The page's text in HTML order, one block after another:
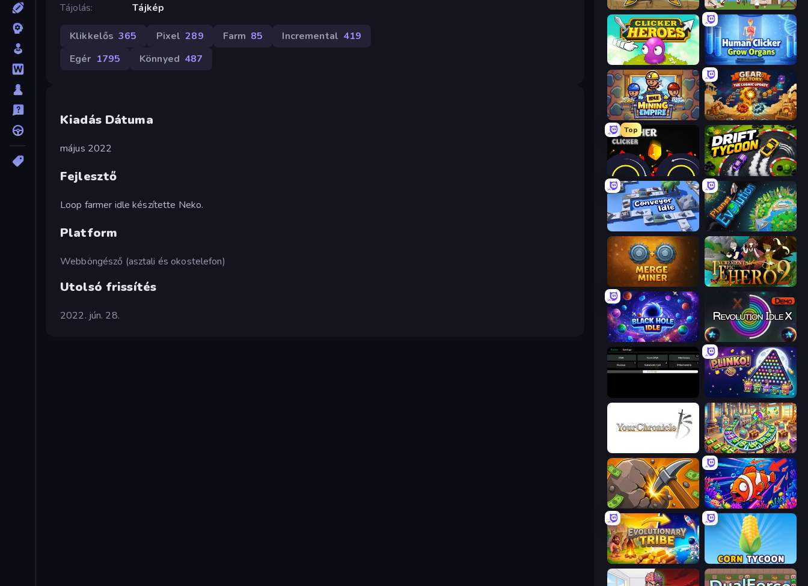
Tájolás
Tájkép
Klikkelős 365 Pixel 289 Farm 85 Incremental 419
Egér 1795 Könnyed 487
Kiadás Dátuma
május 2022
Fejlesztő
Loop farmer idle készítette Neko.
Platform
Webböngésző (asztali és okostelefon)
Utolsó frissítés
2022. jún. 28.
Mr. Mine Babel Tower
Clicker Heroes Human Clicker: Grow Organs
Idle Mining Empire Gear Factory
Top
Crusher Clicker Drift Tycoon
Conveyor Idle Planet Evolution: Idle Clicker
Merge Miner Incremental Epic Hero 2
Black Hole Idle Revolution Idle X
PLINKO!
Money Factory: Tycoon Idle Game
Mine Clicker Fish Catch Idle
Evolutionary Tribe Corn Tycoon